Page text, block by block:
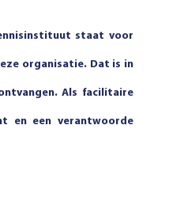
staat voor
organisatie. Dat is in
Als facilitaire
en een verantwoorde